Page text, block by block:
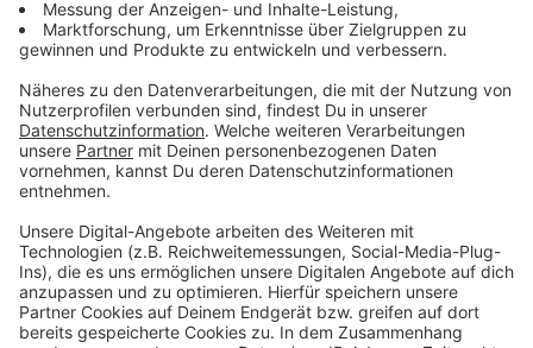
Wir verwenden einen Service eines
Drittanbieters, um Videoinhalte
Daten zu Ihren Aktivitäten
sammeln. Bitte lesen Sie die
Details durch und stimmen Sie der
Nutzung des Service zu, um dieses
Mehr Informationen
Akzeptieren
Fünf für Alice Merton
Anzeige